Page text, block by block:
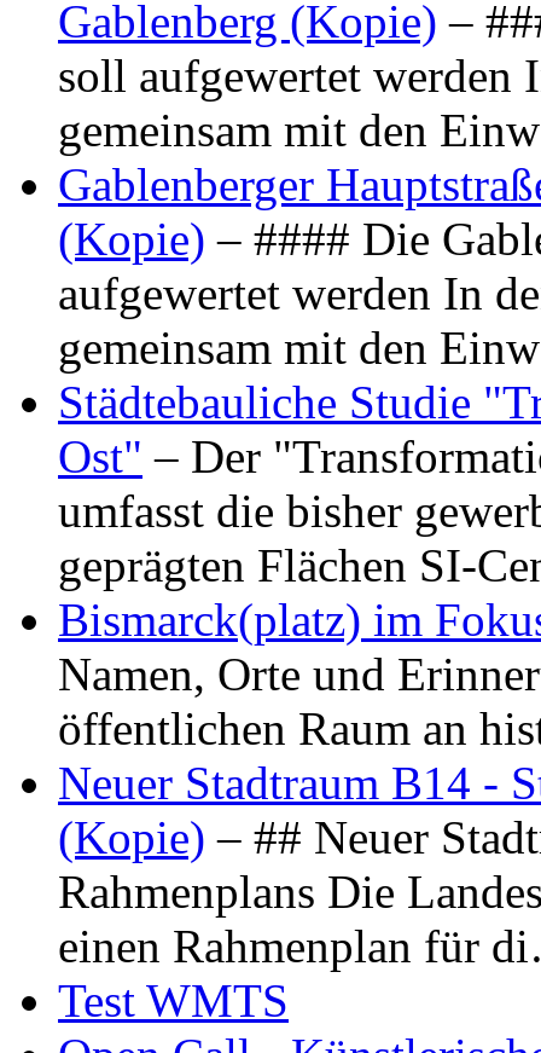
Gablenberg (Kopie) –
soll aufgewertet werden
gemeinsam mit den
Gablenberger
(Kopie) – #### Die
aufgewertet werden In
gemeinsam mit den
Städtebauliche Studie
Ost" – Der
umfasst die bisher
geprägten Flächen SI-
Bismarck(platz) im
Namen, Orte und
öffentlichen Raum an
Neuer Stadtraum B14 -
(Kopie) – ## Neuer
Rahmenplans Die
einen Rahmenplan für
Test WMTS